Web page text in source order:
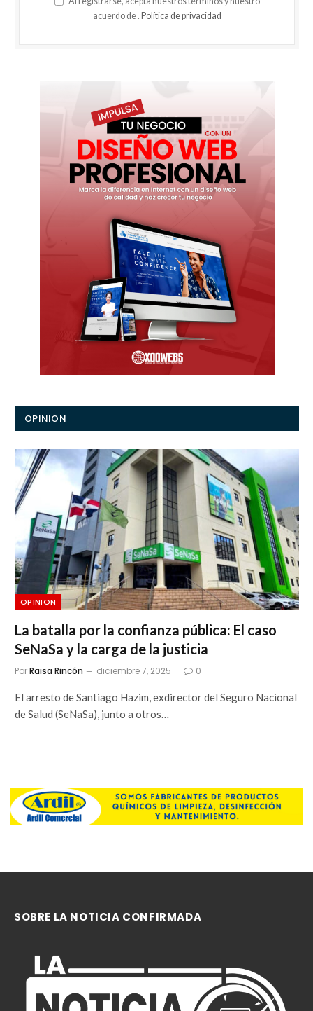
acuerdo de . Política de privacidad
OPINION
OPINION
La batalla por la confianza pública: El caso
SeNaSa y la carga de la justicia
PorRaisa Rincón diciembre 7, 2025 0
El arresto de Santiago Hazim, exdirector del Seguro Nacional
de Salud (SeNaSa), junto a otros…
SOBRE LA NOTICIA CONFIRMADA